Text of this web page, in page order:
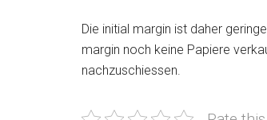
Die initial margin ist daher
margin noch keine Papiere
nachzuschiessen.